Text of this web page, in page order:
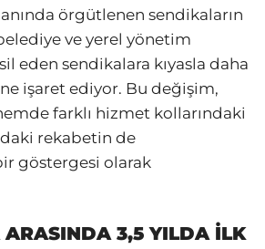
örgütlenen sendikaların
ve yerel yönetim
eden sendikalara kıyasla daha
işaret ediyor. Bu değişim,
farklı hizmet kollarındaki
rekabetin de
göstergesi olarak
3,5 YILDA İLK